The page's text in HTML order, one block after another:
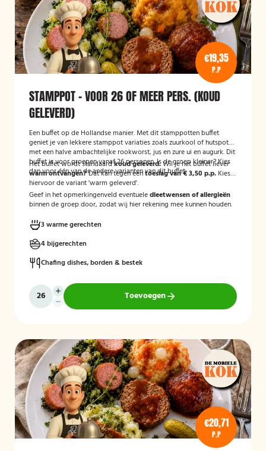
€19,35
P.P
STAMPPOT - VOOR 26 OF MEER PERS. (KOUD
GELEVERD)
Een buffet op de Hollandse manier. Met dit stamppotten buffet
geniet je van lekkere stamppot variaties zoals zuurkool of hutspot
met een halve ambachtelijke rookworst, jus en zure ui en augurk. Dit
buffet is voor groepen vanaf 26 personen. Is de groep kleiner? Kies
dan voor één van de andere varianten van dit buffet.
Het buffet wordt standaardkoud geleverd.Wil je het buffet liever
warm ontvangen?Dat kan tegen eentoeslag van € 3,50 p.p. Kies
hiervoor de variant 'warm geleverd'.
Geef in het opmerkingenveld eventueledieetwensen of allergieën
binnen de groep door, zodat wij hier rekening mee kunnen houden.
3 warme gerechten
4 bijgerechten
Chafing dishes, borden & bestek
Toevoegen
€20,71
P.P